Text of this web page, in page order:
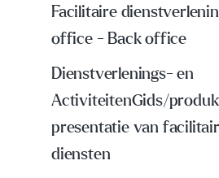
Facilitaire
office - Back office
Dienstverlenings- en
ActiviteitenGids/
presentatie van
diensten